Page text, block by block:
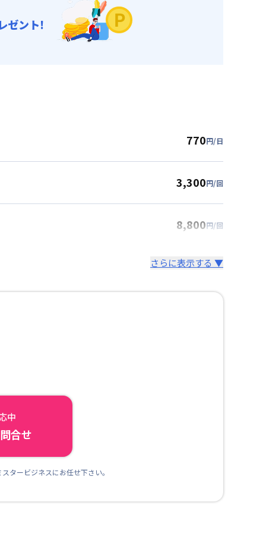
ゼント!
770円/日
3,300円/回
8,800円/回
さらに表示する ▼
中
合せ
タービジネスにお任せ下さい。